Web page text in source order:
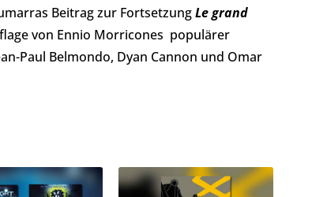
Beitrag zur FortsetzungLe grand
von Ennio Morricones populärer
Paul Belmondo, Dyan Cannon und Omar